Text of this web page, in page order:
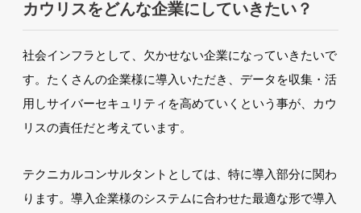
カウリスをどんな企業にしていきたい？
社会インフラとして、欠かせない企業になっていきたいで
す。たくさんの企業様に導入いただき、データを収集・活
用しサイバーセキュリティを高めていくという事が、カウ
リスの責任だと考えています。
テクニカルコンサルタントとしては、特に導入部分に関わ
ります。導入企業様のシステムに合わせた最適な形で導入